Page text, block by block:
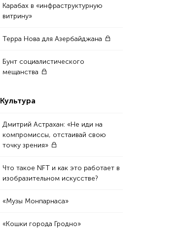
Карабах в «инфраструктурную
витрину»
Терра Нова для Азербайджана
Бунт социалистического
мещанства
Культура
Дмитрий Астрахан: «Не иди на
компромиссы, отстаивай свою
точку зрения»
Что такое NFT и как это работает в
изобразительном искусстве?
«Музы Монпарнаса»
«Кошки города Гродно»